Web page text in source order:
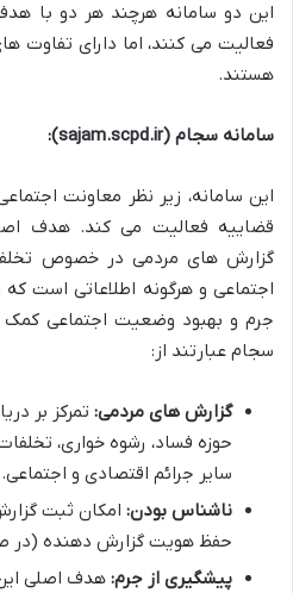
این دو سامانه هرچند هر دو با
فعالیت می کنند، اما دارای تفاوت
هستند.
سامانه سجام (sajam.scpd.ir):
این سامانه، زیر نظر معاونت
قضاییه فعالیت می کند. هدف
گزارش های مردمی در خصوص
اجتماعی و هرگونه اطلاعاتی است
جرم و بهبود وضعیت اجتماعی کمک
سجام عبارتند از:
گزارش های مردمی: تمرکز بر
حوزه فساد، رشوه خواری،
سایر جرائم اقتصادی و اجتماعی.
ناشناس بودن: امکان ثبت
حفظ هویت گزارش دهنده (در
پیشگیری از جرم: هدف اصلی